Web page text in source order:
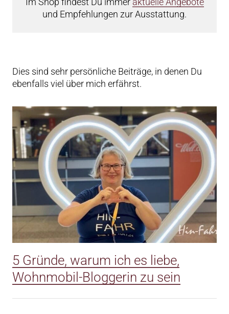
und Empfehlungen zur Ausstattung.
Dies sind sehr persönliche Beiträge, in denen Du
ebenfalls viel über mich erfährst.
5 Gründe, warum ich es liebe,
Wohnmobil-Bloggerin zu sein